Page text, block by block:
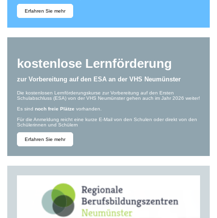
Erfahren Sie mehr
kostenlose Lernförderung
zur Vorbereitung auf den ESA an der VHS Neumünster
Die kostenlosen Lernförderungskurse zur Vorbereitung auf den Ersten
Schulabschluss (ESA) von der VHS Neumünster gehen auch im Jahr 2026 weiter!
Es sind noch freie Plätze vorhanden.
Für die Anmeldung reicht eine kurze E-Mail von den Schulen oder direkt von den
Schülerinnen und Schülern
Erfahren Sie mehr